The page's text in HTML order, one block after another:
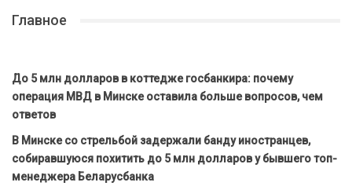
Главное
До 5 млн долларов в коттедже госбанкира: почему
операция МВД в Минске оставила больше вопросов, чем
ответов
В Минске со стрельбой задержали банду иностранцев,
собиравшуюся похитить до 5 млн долларов у бывшего топ-
менеджера Беларусбанка